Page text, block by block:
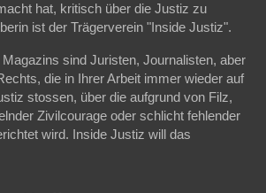
hat, kritisch über die Justiz zu
ist der Trägerverein "Inside Justiz".
sind Juristen, Journalisten, aber
die in Ihrer Arbeit immer wieder auf
stossen, über die aufgrund von Filz,
Zivilcourage oder schlicht fehlender
wird. Inside Justiz will das